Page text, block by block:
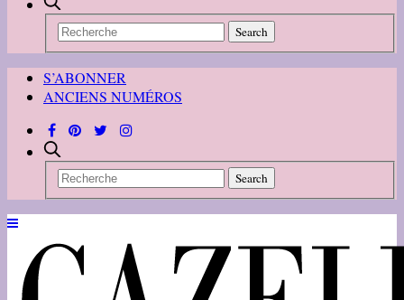
S’ABONNER
ANCIENS NUMÉROS